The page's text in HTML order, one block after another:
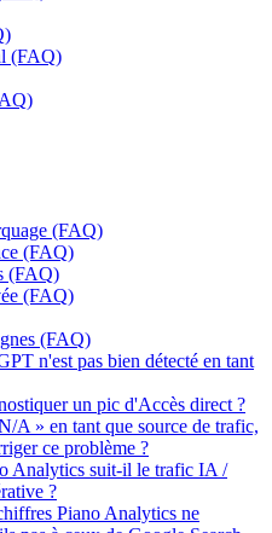
(FAQ)
(FAQ)
(FAQ)
(FAQ)
(FAQ)
(FAQ)
n'est pas bien détecté en tant
un pic d'Accès direct ?
A » en tant que source de trafic,
ce problème ?
Analytics suit-il le trafic IA /
?
Piano Analytics ne